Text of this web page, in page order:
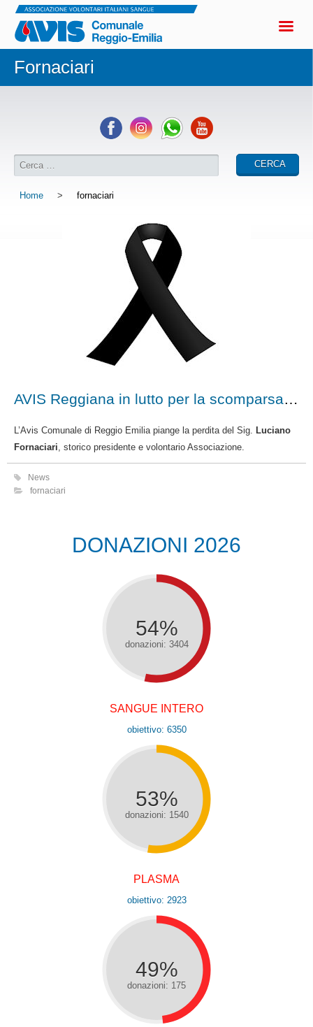
Fornaciari
Home > fornaciari
AVIS Reggiana in lutto per la scomparsa del caro Luciano, storico Presidente
L’Avis Comunale di Reggio Emilia piange la perdita del Sig. Luciano
Fornaciari, storico presidente e volontario Associazione.
News
fornaciari
DONAZIONI 2026
54%
donazioni: 3404
SANGUE INTERO
obiettivo: 6350
53%
donazioni: 1540
PLASMA
obiettivo: 2923
49%
donazioni: 175